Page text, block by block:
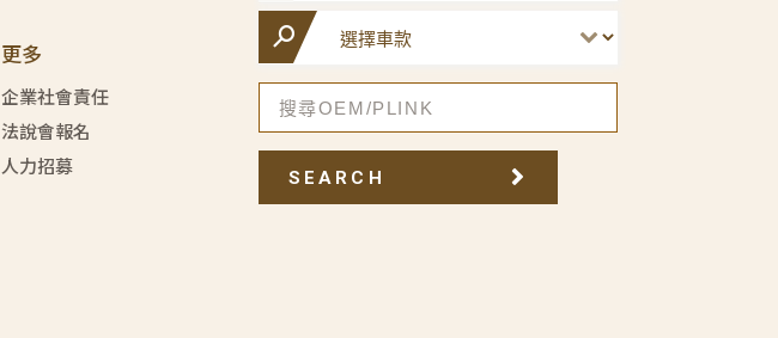
更多
企業社會責任
法說會報名
人力招募
SEARCH